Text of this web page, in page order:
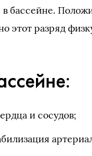
бассейне.
этот разряд
и сосудов;